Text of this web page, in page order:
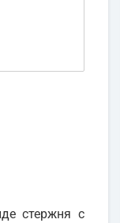
стержня с